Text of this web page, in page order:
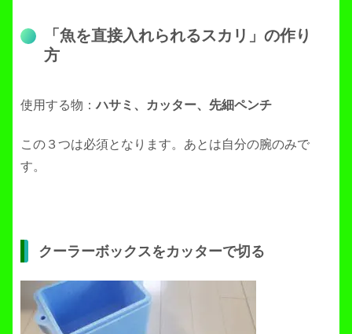
「魚を直接入れられるスカリ」の作り
方
使用する物：ハサミ、カッター、先細ペンチ
この３つは必須となります。あとは自分の腕のみで
す。
クーラーボックスをカッターで切る